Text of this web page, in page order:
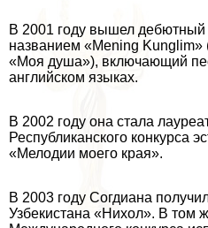
В 2001 году вышел
названием «Mening Kunglim»
«Моя душа»), включающий
английском языках.
В 2002 году она стала
Республиканского конкурса
«Мелодии моего края».
В 2003 году Согдиана
Узбекистана «Нихол». В том